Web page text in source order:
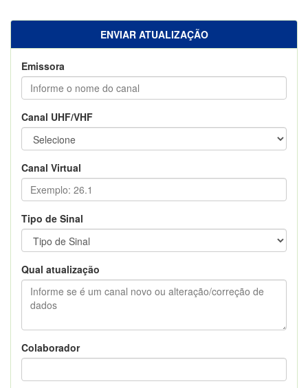
ENVIAR ATUALIZAÇÃO
Emissora
Canal UHF/VHF
Canal Virtual
Tipo de Sinal
Qual atualização
Colaborador